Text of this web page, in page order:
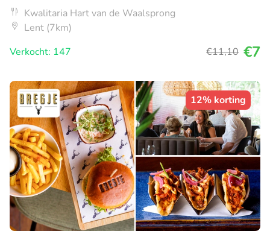
Kwalitaria Hart van de Waalsprong
Lent (7km)
Verkocht: 147
€11,10 €7
12% korting